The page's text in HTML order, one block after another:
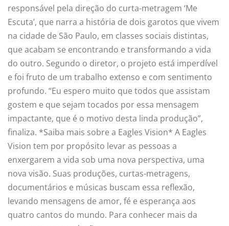
responsável pela direção do curta-metragem ‘Me
Escuta’, que narra a história de dois garotos que vivem
na cidade de São Paulo, em classes sociais distintas,
que acabam se encontrando e transformando a vida
do outro. Segundo o diretor, o projeto está imperdível
e foi fruto de um trabalho extenso e com sentimento
profundo. “Eu espero muito que todos que assistam
gostem e que sejam tocados por essa mensagem
impactante, que é o motivo desta linda produção”,
finaliza. *Saiba mais sobre a Eagles Vision* A Eagles
Vision tem por propósito levar as pessoas a
enxergarem a vida sob uma nova perspectiva, uma
nova visão. Suas produções, curtas-metragens,
documentários e músicas buscam essa reflexão,
levando mensagens de amor, fé e esperança aos
quatro cantos do mundo. Para conhecer mais da